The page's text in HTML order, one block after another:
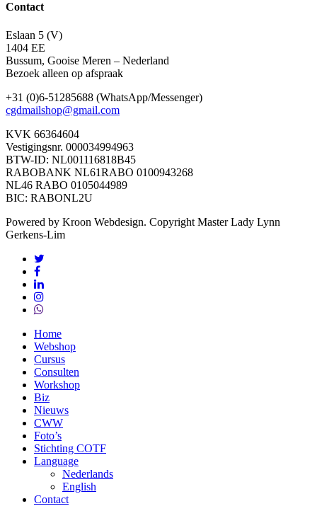
Contact
Eslaan 5 (V)
1404 EE
Bussum, Gooise Meren – Nederland
Bezoek alleen op afspraak
+31 (0)6-51285688 (WhatsApp/Messenger)
cgdmailshop@gmail.com
KVK 66364604
Vestigingsnr. 000034994963
BTW-ID: NL001116818B45
RABOBANK NL61RABO 0100943268
NL46 RABO 0105044989
BIC: RABONL2U
Powered by Kroon Webdesign. Copyright Master Lady Lynn
Gerkens-Lim
twitter
facebook
linkedin
instagram
whatsapp
Close
Menu
Home
Webshop
Cursus
Consulten
Workshop
Biz
Nieuws
CWW
Foto’s
Stichting COTF
Language
Nederlands
English
Contact